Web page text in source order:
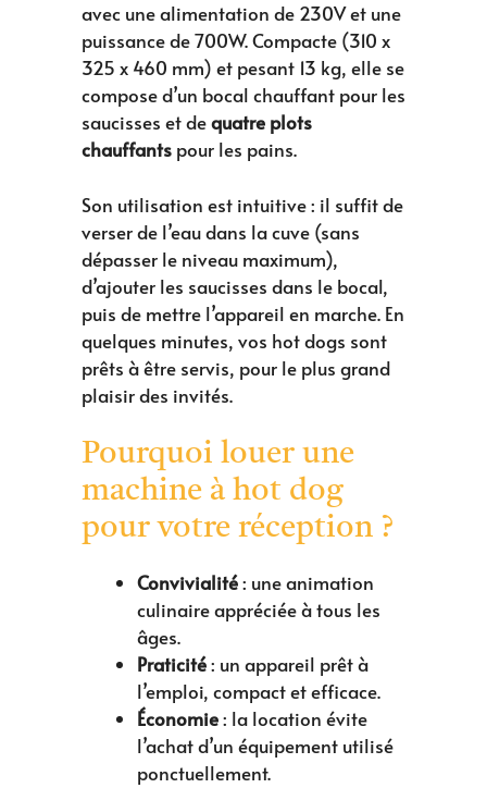
avec une alimentation de 230V et une
puissance de 700W. Compacte (310 x
325 x 460 mm) et pesant 13 kg, elle se
compose d’un bocal chauffant pour les
saucisses et dequatre plots
chauffantspour les pains.
Son utilisation est intuitive : il suffit de
verser de l’eau dans la cuve (sans
dépasser le niveau maximum),
d’ajouter les saucisses dans le bocal,
puis de mettre l’appareil en marche. En
quelques minutes, vos hot dogs sont
prêts à être servis, pour le plus grand
plaisir des invités.
Pourquoi louer une
machine à hot dog
pour votre réception ?
Convivialité: une animation
culinaire appréciée à tous les
âges.
Praticité: un appareil prêt à
l’emploi, compact et efficace.
Économie: la location évite
l’achat d’un équipement utilisé
ponctuellement.